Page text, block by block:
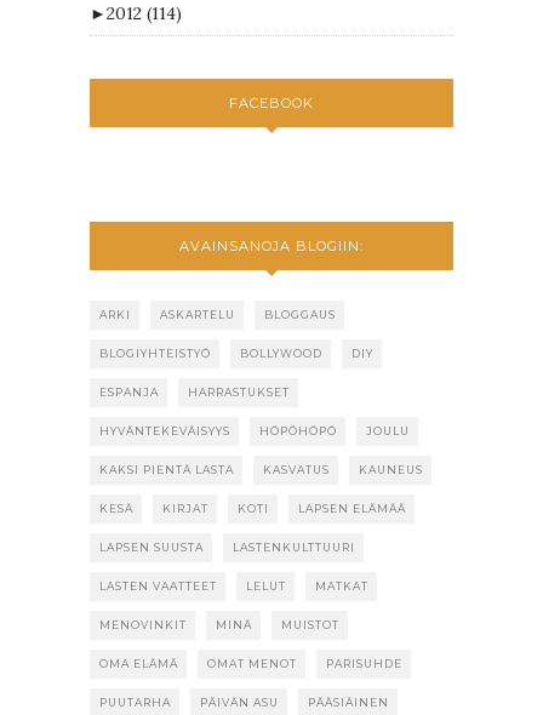
►2012 (114)
FACEBOOK
AVAINSANOJA BLOGIIN:
ARKI ASKARTELU BLOGGAUS
BLOGIYHTEISTYÖ BOLLYWOOD DIY
ESPANJA HARRASTUKSET
HYVÄNTEKEVÄISYYS HÖPÖHÖPÖ JOULU
KAKSI PIENTÄ LASTA KASVATUS KAUNEUS
KESÄ KIRJAT KOTI LAPSEN ELÄMÄÄ
LAPSEN SUUSTA LASTENKULTTUURI
LASTEN VAATTEET LELUT MATKAT
MENOVINKIT MINÄ MUISTOT
OMA ELÄMÄ OMAT MENOT PARISUHDE
PUUTARHA PÄIVÄN ASU PÄÄSIÄINEN